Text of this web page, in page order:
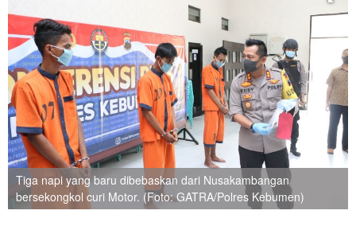
Tiga napi yang baru dibebaskan dari Nusakambangan
bersekongkol curi Motor. (Foto: GATRA/Polres Kebumen)